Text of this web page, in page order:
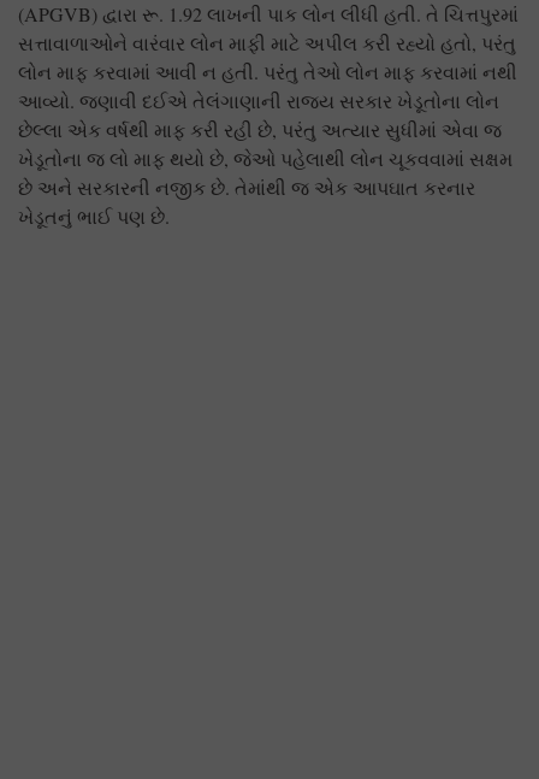
(APGVB) દ્વારા રૂ. 1.92 લાખની પાક લોન લીધી હતી. તે ચિત્તપુરમાં
સત્તાવાળાઓને વારંવાર લોન માફી માટે અપીલ કરી રહ્યો હતો, પરંતુ
લોન માફ કરવામાં આવી ન હતી. પરંતુ તેઓ લોન માફ કરવામાં નથી
આવ્યો. જણાવી દઈએ તેલંગાણાની રાજ્ય સરકાર ખેડૂતોના લોન
છેલ્લા એક વર્ષથી માફ કરી રહી છે, પરંતુ અત્યાર સુધીમાં એવા જ
ખેડૂતોના જ લો માફ થયો છે, જેઓ પહેલાથી લોન ચૂકવવામાં સક્ષમ
છે અને સરકારની નજીક છે. તેમાંથી જ એક આપઘાત કરનાર
ખેડૂતનું ભાઈ પણ છે.